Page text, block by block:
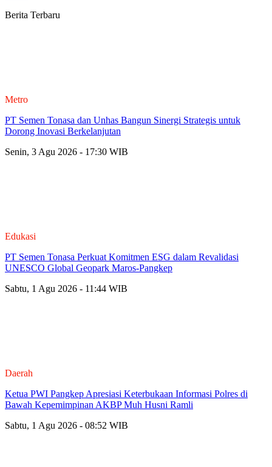
Berita Terbaru
Metro
PT Semen Tonasa dan Unhas Bangun Sinergi Strategis untuk
Dorong Inovasi Berkelanjutan
Senin, 3 Agu 2026 - 17:30 WIB
Edukasi
PT Semen Tonasa Perkuat Komitmen ESG dalam Revalidasi
UNESCO Global Geopark Maros-Pangkep
Sabtu, 1 Agu 2026 - 11:44 WIB
Daerah
Ketua PWI Pangkep Apresiasi Keterbukaan Informasi Polres di
Bawah Kepemimpinan AKBP Muh Husni Ramli
Sabtu, 1 Agu 2026 - 08:52 WIB